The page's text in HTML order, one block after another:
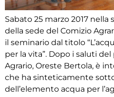
Sabato 25 marzo 2017 nella
della sede del Comizio
il seminario dal titolo
per la vita”. Dopo i saluti
Agrario, Oreste Bertola, è
che ha sinteticamente
dell’elemento acqua per